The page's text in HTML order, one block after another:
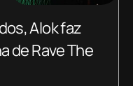
Alok faz
de Rave The